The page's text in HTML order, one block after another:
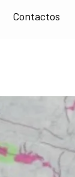
Contactos